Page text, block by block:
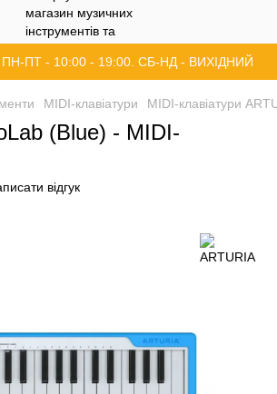
ПТ - 10:00 - 19:00. СБ-НД - ВИХІДНИЙ
MIDI-клавіатури MIDI-клавіатури
(Blue) - MIDI-
відгук